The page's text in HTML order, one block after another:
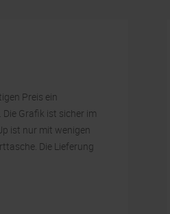
Preis ein
Grafik ist sicher im
ist nur mit wenigen
Die Lieferung